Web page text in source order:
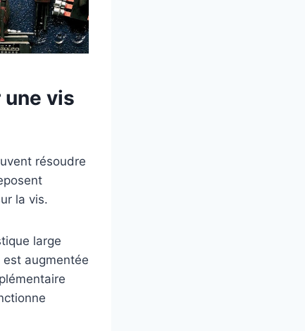
vis
résoudre
la vis.
large
augmentée